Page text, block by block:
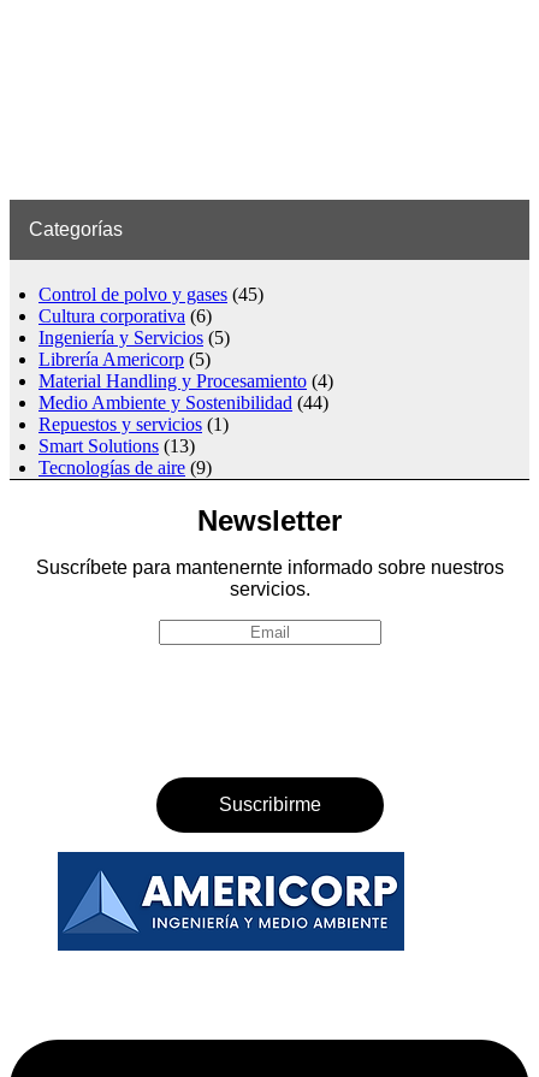
Categorías
Control de polvo y gases (45)
Cultura corporativa (6)
Ingeniería y Servicios (5)
Librería Americorp (5)
Material Handling y Procesamiento (4)
Medio Ambiente y Sostenibilidad (44)
Repuestos y servicios (1)
Smart Solutions (13)
Tecnologías de aire (9)
Newsletter
Suscríbete para mantenernte informado sobre nuestros
servicios.